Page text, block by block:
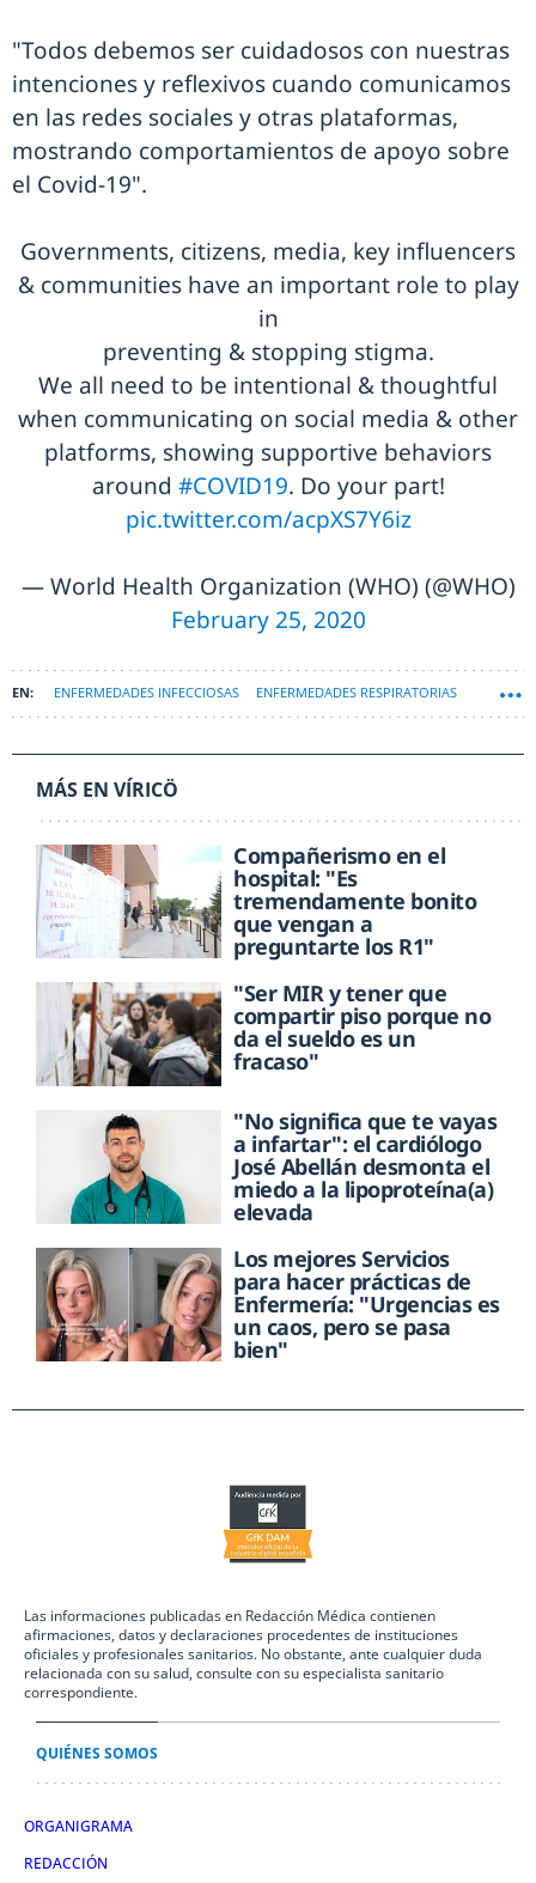
"Todos debemos ser cuidadosos con nuestras
intenciones y reflexivos cuando comunicamos
en las redes sociales y otras plataformas,
mostrando comportamientos de apoyo sobre
el Covid-19".
Governments, citizens, media, key influencers
& communities have an important role to play
in
preventing & stopping stigma.
We all need to be intentional & thoughtful
when communicating on social media & other
platforms, showing supportive behaviors
around #COVID19. Do your part!
pic.twitter.com/acpXS7Y6iz
— World Health Organization (WHO) (@WHO)
February 25, 2020
ENFERMEDADES INFECCIOSAS ENFERMEDADES RESPIRATORIAS
MÁS EN VÍRICÖ
Compañerismo en el
hospital: "Es
tremendamente bonito
que vengan a
preguntarte los R1"
"Ser MIR y tener que
compartir piso porque no
da el sueldo es un
fracaso"
"No significa que te vayas
a infartar": el cardiólogo
José Abellán desmonta el
miedo a la lipoproteína(a)
elevada
Los mejores Servicios
para hacer prácticas de
Enfermería: "Urgencias es
un caos, pero se pasa
bien"
Las informaciones publicadas en Redacción Médica contienen
afirmaciones, datos y declaraciones procedentes de instituciones
oficiales y profesionales sanitarios. No obstante, ante cualquier duda
relacionada con su salud, consulte con su especialista sanitario
correspondiente.
QUIÉNES SOMOS
ORGANIGRAMA
REDACCIÓN